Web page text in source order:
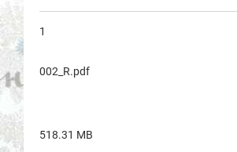
1
002_R.pdf
518.31 MB